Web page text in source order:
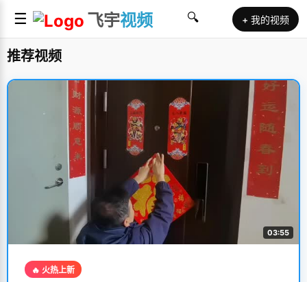
☰ 飞宇视频 🔍 + 我的视频
推荐视频
03:55
🔥 火热上新